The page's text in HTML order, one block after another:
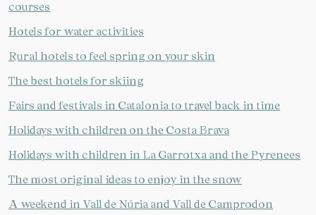
courses
Hotels for water activities
Rural hotels to feel spring on your skin
The best hotels for skiing
Fairs and festivals in Catalonia to travel back in time
Holidays with children on the Costa Brava
Holidays with children in La Garrotxa and the Pyrenees
The most original ideas to enjoy in the snow
A weekend in Vall de Núria and Vall de Camprodon